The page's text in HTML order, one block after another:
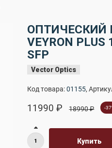
ОПТИЧЕСКИЙ
VEYRON PLUS
SFP
Vector Optics
Код товара:01155,
11990 ₽ 18990 ₽ -
Купить